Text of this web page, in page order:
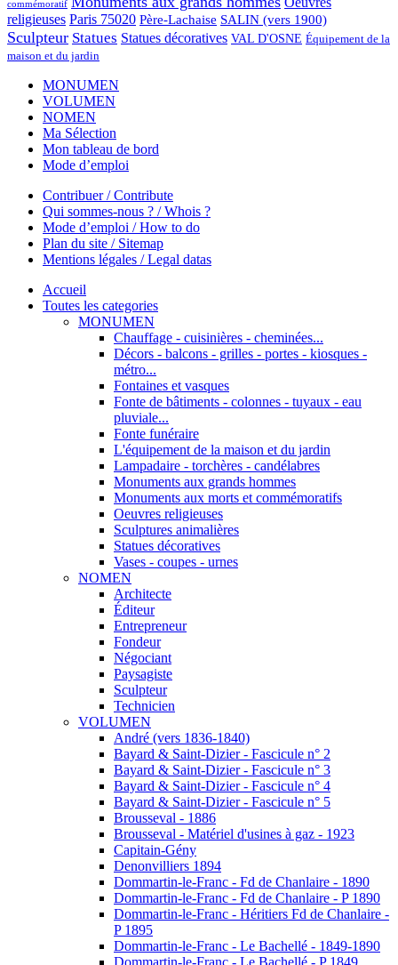
commémoratif
religieuses Paris 75020 Père-Lachaise SALIN (vers 1900)
Sculpteur Statues Statues décoratives VAL D'OSNE Équipement de la
maison et du jardin
MONUMEN
VOLUMEN
NOMEN
Ma Sélection
Mon tableau de bord
Mode d’emploi
Contribuer / Contribute
Qui sommes-nous ? / Whois ?
Mode d’emploi / How to do
Plan du site / Sitemap
Mentions légales / Legal datas
Accueil
Toutes les categories
MONUMEN
Chauffage - cuisinières - cheminées...
Décors - balcons - grilles - portes - kiosques -
métro...
Fontaines et vasques
Fonte de bâtiments - colonnes - tuyaux - eau
pluviale...
Fonte funéraire
L'équipement de la maison et du jardin
Lampadaire - torchères - candélabres
Monuments aux grands hommes
Monuments aux morts et commémoratifs
Oeuvres religieuses
Sculptures animalières
Statues décoratives
Vases - coupes - urnes
NOMEN
Architecte
Éditeur
Entrepreneur
Fondeur
Négociant
Paysagiste
Sculpteur
Technicien
VOLUMEN
André (vers 1836-1840)
Bayard & Saint-Dizier - Fascicule n° 2
Bayard & Saint-Dizier - Fascicule n° 3
Bayard & Saint-Dizier - Fascicule n° 4
Bayard & Saint-Dizier - Fascicule n° 5
Brousseval - 1886
Brousseval - Matériel d'usines à gaz - 1923
Capitain-Gény
Denonvilliers 1894
Dommartin-le-Franc - Fd de Chanlaire - 1890
Dommartin-le-Franc - Fd de Chanlaire - P 1890
Dommartin-le-Franc - Héritiers Fd de Chanlaire -
P 1895
Dommartin-le-Franc - Le Bachellé - 1849-1890